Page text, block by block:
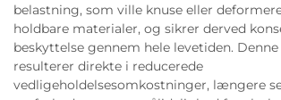
belastning, som ville knuse eller
holdbare materialer, og sikrer derved
beskyttelse gennem hele levetiden.
resulterer direkte i reducerede
vedligeholdelsesomkostninger, længere